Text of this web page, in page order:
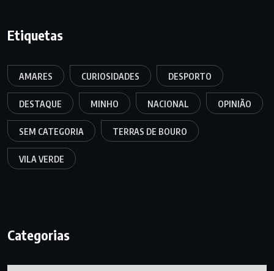
Etiquetas
AMARES CURIOSIDADES DESPORTO
DESTAQUE MINHO NACIONAL OPINIÃO
SEM CATEGORIA TERRAS DE BOURO
VILA VERDE
Categorias